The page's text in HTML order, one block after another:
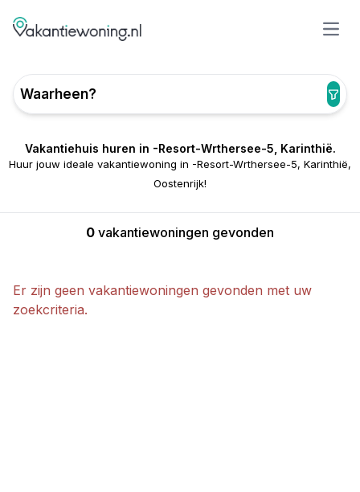
Waarheen?
Vakantiehuis huren in -Resort-Wrthersee-5, Karinthië.
Huur jouw ideale vakantiewoning in -Resort-Wrthersee-5, Karinthië,
Oostenrijk!
0 vakantiewoningen gevonden
Er zijn geen vakantiewoningen gevonden met uw
zoekcriteria.